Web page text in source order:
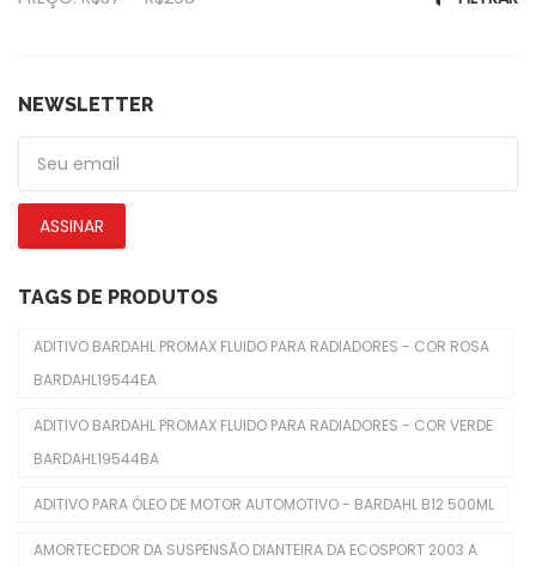
Amortecedor Tampa Traseira
De Piscas
Faróis Dianteiros
Fechadura De Capôs
Limpadores De Para-Brisas
Molduras De Faróis
Freio
Cabo Do Freio De Mão
NEWSLETTER
ASSINAR
TAGS DE PRODUTOS
ADITIVO BARDAHL PROMAX FLUIDO PARA RADIADORES - COR ROSA
BARDAHL19544EA
ADITIVO BARDAHL PROMAX FLUIDO PARA RADIADORES - COR VERDE
BARDAHL19544BA
ADITIVO PARA ÓLEO DE MOTOR AUTOMOTIVO - BARDAHL B12 500ML
AMORTECEDOR DA SUSPENSÃO DIANTEIRA DA ECOSPORT 2003 A